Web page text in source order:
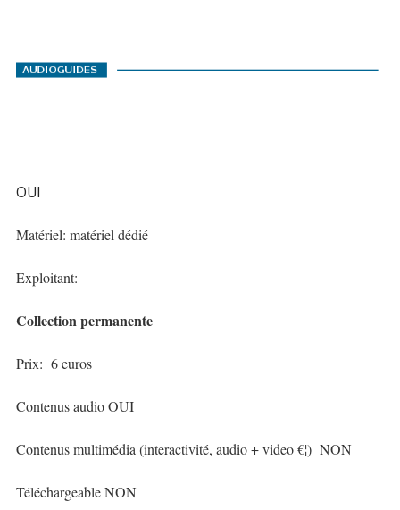
OUI
Matériel: matériel dédié
Exploitant:
Collection permanente
Prix: 6 euros
Contenus audio OUI
Contenus multimédia (interactivité, audio + video €¦) NON
Téléchargeable NON